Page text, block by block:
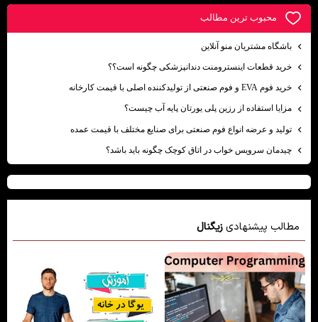
محبوب ترين مطالب
باشگاه مشتریان منو آنلاین
خرید قطعات اینسترومنت دندانپزشکی چگونه است؟؟
خرید فوم EVA و فوم صنعتی از تولیدکننده اصلی با قیمت کارخانه
مزایا استفاده از رزین پلی یورتان پایه آب چیست؟
تولید و عرضه انواع فوم صنعتی برای صنایع مختلف با قیمت عمده
چیدمان سرویس خواب در اتاق کوچک چگونه باید باشد؟